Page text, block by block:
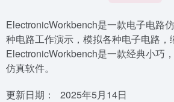
ElectronicWorkbench是一款电子电路
种电路工作演示，模拟各种电子电路，
ElectronicWorkbench是一款经典小巧
仿真软件。
更新日期：
2025年5月14日